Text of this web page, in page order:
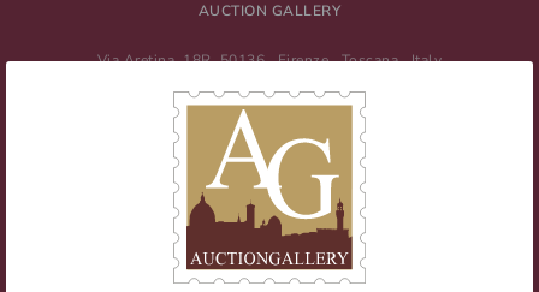
AUCTION GALLERY
Via Aretina, 18R 50136 Firenze,Toscana,Italy
E-mail:info@auctiongallery.it
Partita IVA:
Filatelia Numismatica